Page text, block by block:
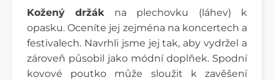
Kožený držák na plechovku (láhev) k
opasku. Oceníte jej zejména na koncertech a
festivalech. Navrhli jsme jej tak, aby vydržel a
zároveň působil jako módní doplňek. Spodní
kovové poutko může sloužit k zavěšení